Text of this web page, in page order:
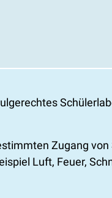
Zugang
Luft, Feuer,